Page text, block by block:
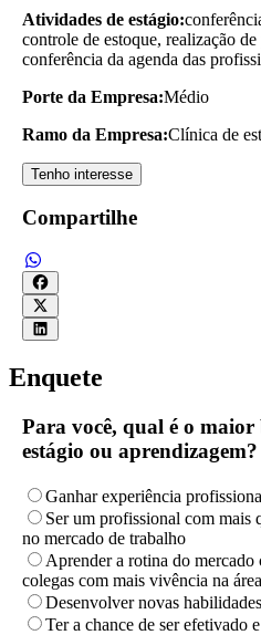
Atividades de estágio:
controle de estoque, realização
conferência da agenda das
Porte da Empresa:Médio
Ramo da Empresa:Clínica de
Tenho interesse
Compartilhe
Enquete
Para você, qual é o maior
estágio ou aprendizagem?
Ganhar experiência
Ser um profissional com mais
no mercado de trabalho
Aprender a rotina do
colegas com mais vivência na área
Desenvolver novas
Ter a chance de ser efetivado